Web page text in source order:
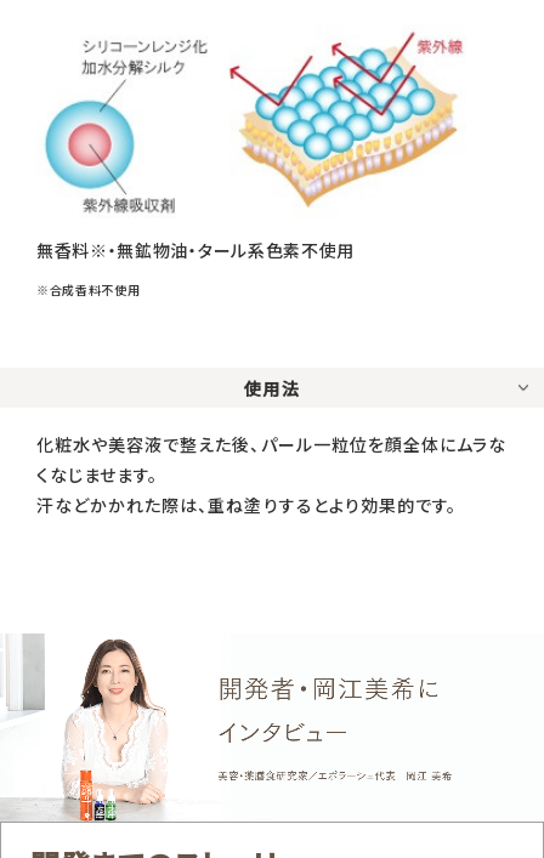
無香料※・無鉱物油・タール系色素不使用
※合成香料不使用
使用法
化粧水や美容液で整えた後、パール一粒位を顔全体にムラな
くなじませます。
汗などかかれた際は、重ね塗りするとより効果的です。